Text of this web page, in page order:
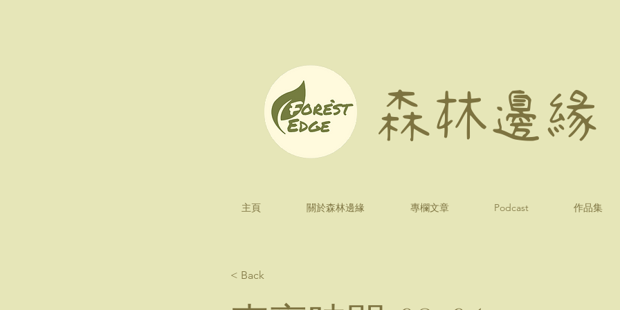
森林邊緣
主頁 關於森林邊緣 專欄文章 Podcast 作品集
< Back